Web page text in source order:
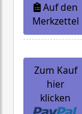
Auf den
Merkzettel
Zum Kauf
hier
klicken